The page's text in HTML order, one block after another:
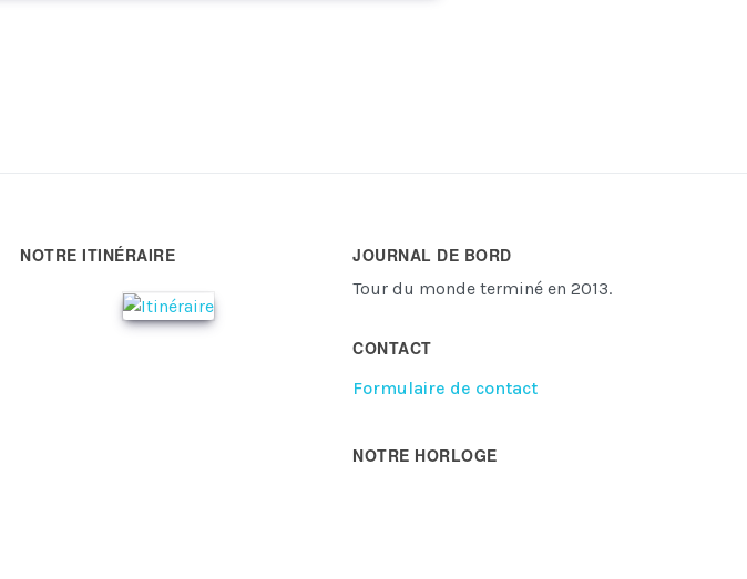
NOTRE ITINÉRAIRE JOURNAL DE BORD
Tour du monde terminé en 2013.
CONTACT
Formulaire de contact
NOTRE HORLOGE